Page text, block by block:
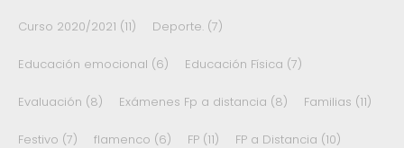
Curso 2020/2021 (11) Deporte. (7)
Educación emocional (6) Educación Física (7)
Evaluación (8) Exámenes Fp a distancia (8) Familias (11)
Festivo (7) flamenco (6) FP (11) FP a Distancia (10)